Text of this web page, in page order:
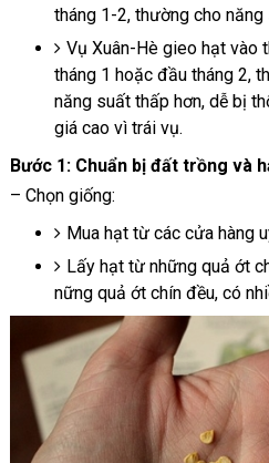
tháng 1-2, thường cho năng
Vụ Xuân-Hè gieo hạt vào
tháng 1 hoặc đầu tháng 2,
năng suất thấp hơn, dễ bị
giá cao vì trái vụ.
Bước 1: Chuẩn bị đất trồng và
– Chọn giống:
Mua hạt từ các cửa hàng
Lấy hạt từ những quả ớt
nững quả ớt chín đều, có